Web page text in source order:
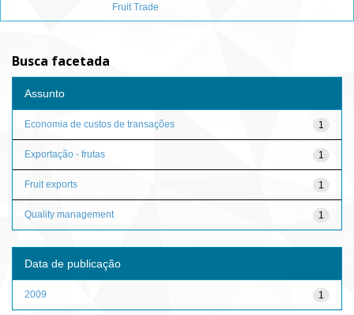
Fruit Trade
Busca facetada
Assunto
1
Economia de custos de transações
1
Exportação - frutas
1
Fruit exports
1
Quality management
Data de publicação
1
2009